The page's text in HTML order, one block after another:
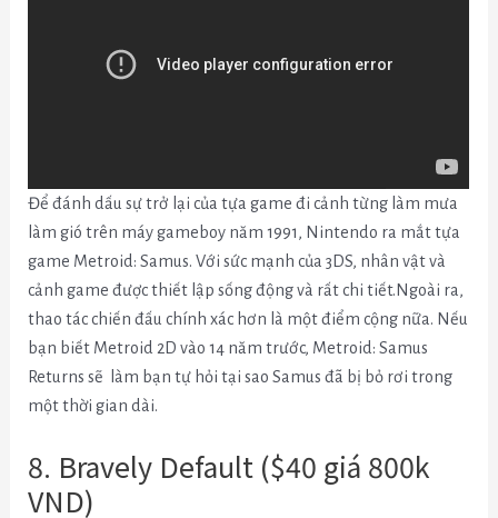
Để đánh dấu sự trở lại của tựa game đi cảnh từng làm mưa
làm gió trên máy gameboy năm 1991, Nintendo ra mắt tựa
game Metroid: Samus.Với sức mạnh của 3DS, nhân vật và
cảnh game được thiết lập sống động và rất chi tiết.Ngoài ra,
thao tác chiến đấu chính xác hơn là một điểm cộng nữa. Nếu
bạn biết Metroid 2D vào 14 năm trước, Metroid: Samus
Returns sẽ làm bạn tự hỏi tại sao Samus đã bị bỏ rơi trong
một thời gian dài.
8. Bravely Default ($40 giá 800k
VND)